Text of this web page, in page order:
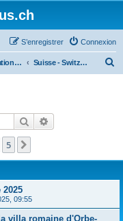
Connexion
S’enregistrer
Manifestations - Events Suisse - Switzerland
c
r
Rechercher
5
09:55
villa romaine d'Orbe-